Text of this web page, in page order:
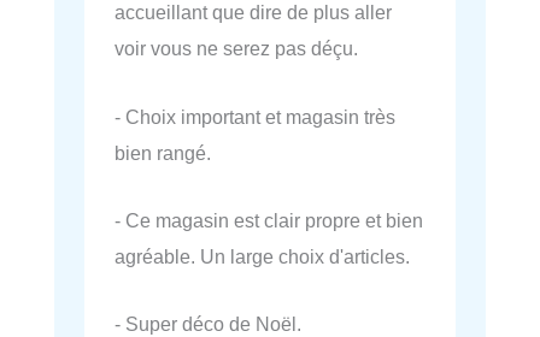
accueillant que dire de plus aller
voir vous ne serez pas déçu.
- Choix important et magasin très
bien rangé.
- Ce magasin est clair propre et bien
agréable. Un large choix d'articles.
- Super déco de Noël.